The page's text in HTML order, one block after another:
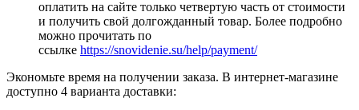
оплатить на сайте только четвертую часть от стоимости
и получить свой долгожданный товар. Более подробно
можно прочитать по
ссылке https://snovidenie.su/help/payment/
Экономьте время на получении заказа. В интернет-магазине
доступно 4 варианта доставки: